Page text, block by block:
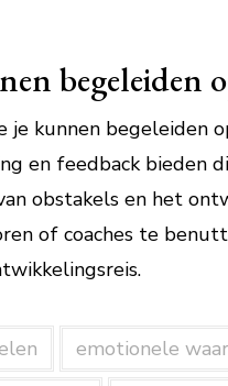
begeleiden
kunnen begeleiden
en feedback bieden
obstakels en het
of coaches te
emotionele